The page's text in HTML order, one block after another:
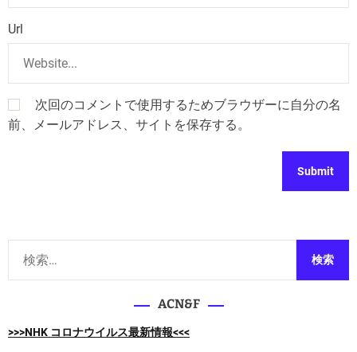
Url
次回のコメントで使用するためブラウザーに自分の名
前、メールアドレス、サイトを保存する。
ACN&F
>>>NHK コロナウイルス最新情報<<<